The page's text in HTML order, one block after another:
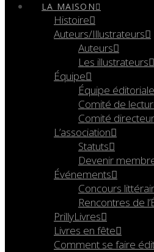
LA MAISON
Histoire
Auteurs/Illustrateurs
Auteurs
Les illustrateurs
Équipe
Équipe éditoriale
Comité de
Comité directeur
L’association
Statuts
Devenir
Événements
Concours
Rencontres de
PrillyLivres
Livres en fête
Comment se faire